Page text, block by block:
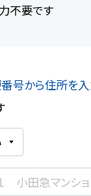
不要です
号から住所を